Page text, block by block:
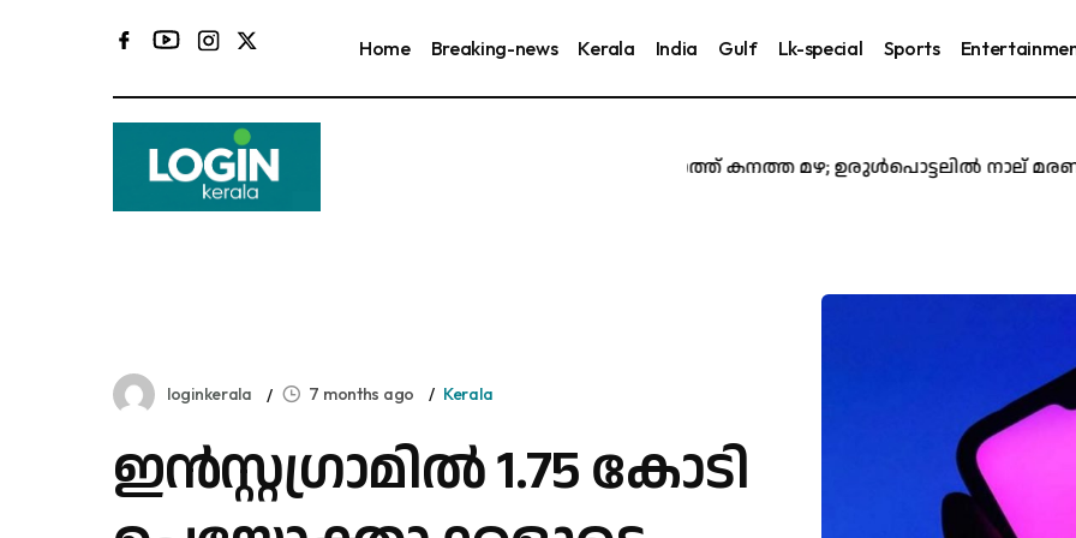
Home Breaking-news Kerala India Gulf Lk-special Sports
സംസ്ഥാനത്ത് കനത്ത മഴ; ഉരുൾപൊട്ടലിൽ നാല് മരണം,
loginkerala 7 months ago Kerala
ഇന്‍സ്റ്റഗ്രാമില്‍ 1.75 കോടി